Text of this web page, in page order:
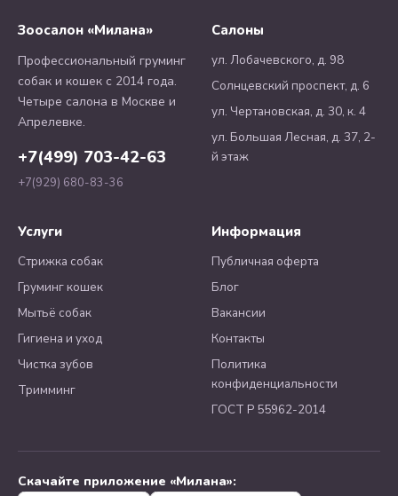
Зоосалон «Милана»
Профессиональный груминг
собак и кошек с 2014 года.
Четыре салона в Москве и
Апрелевке.
+7(499) 703-42-63
+7(929) 680-83-36
Салоны
ул. Лобачевского, д. 98
Солнцевский проспект, д. 6
ул. Чертановская, д. 30, к. 4
ул. Большая Лесная, д. 37, 2-
й этаж
Услуги
Стрижка собак
Груминг кошек
Мытьё собак
Гигиена и уход
Чистка зубов
Тримминг
Информация
Публичная оферта
Блог
Вакансии
Контакты
Политика
конфиденциальности
ГОСТ Р 55962-2014
Скачайте приложение «Милана»: